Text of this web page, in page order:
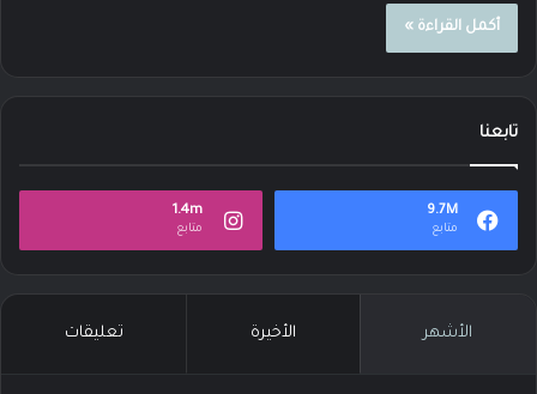
أكمل القراءة »
تابعنا
9.7M
متابع
1.4m
متابع
الأشهر الأخيرة تعليقات